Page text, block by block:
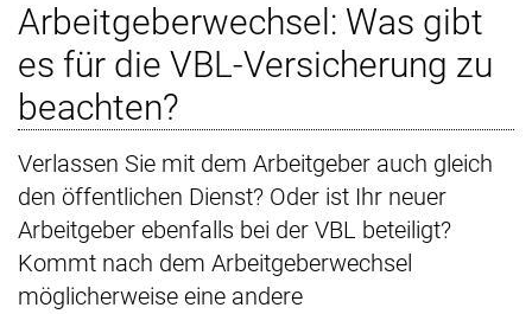
Arbeitgeberwechsel: Was gibt
es für die VBL-Versicherung zu
beachten?
Verlassen Sie mit dem Arbeitgeber auch gleich
den öffentlichen Dienst? Oder ist Ihr neuer
Arbeitgeber ebenfalls bei der VBL beteiligt?
Kommt nach dem Arbeitgeberwechsel
möglicherweise eine andere